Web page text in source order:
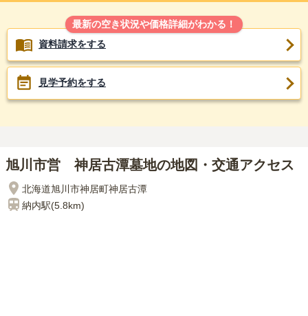
最新の空き状況や価格詳細がわかる！
資料請求をする
見学予約をする
旭川市営 神居古潭墓地の地図・交通アクセス
北海道旭川市神居町神居古潭
納内駅(5.8km)